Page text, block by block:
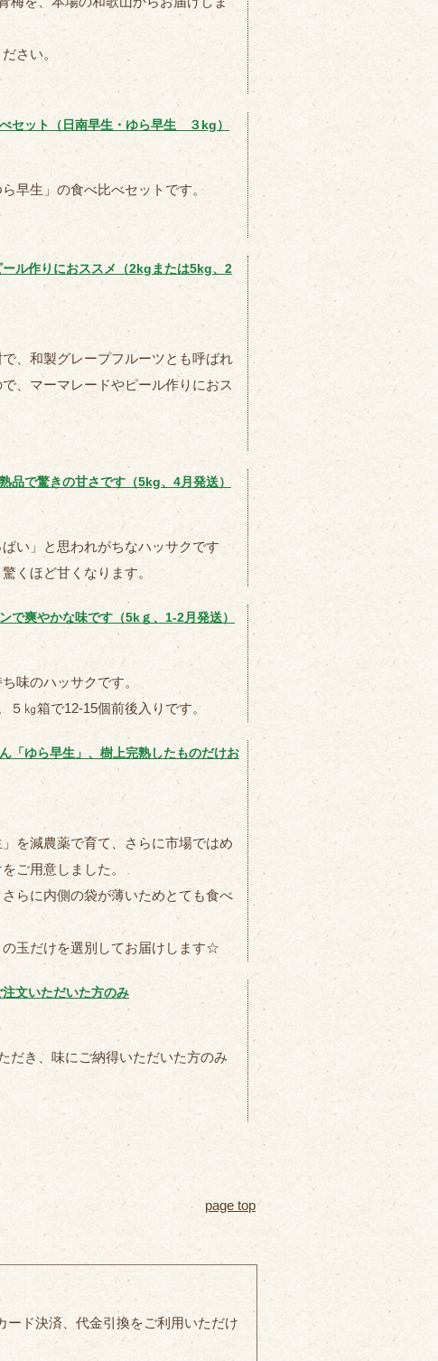
さい。
セット（日南早生・ゆら早生 ３kg）
早生」の食べ比べセットです。
ル作りにおススメ（2kgまたは5kg、2
、和製グレープフルーツとも呼ばれ
、マーマレードやピール作りにおス
で驚きの甘さです（5kg、4月発送）
い」と思われがちなハッサクです
くほど甘くなります。
爽やかな味です（5kｇ、1-2月発送）
味のハッサクです。
５㎏箱で12-15個前後入りです。
「ゆら早生」、樹上完熟したものだけお
を減農薬で育て、さらに市場ではめ
ご用意しました。
らに内側の袋が薄いためとても食べ
玉だけを選別してお届けします☆
文いただいた方のみ
だき、味にご納得いただいた方のみ
page top
ード決済、代金引換をご利用いただけ